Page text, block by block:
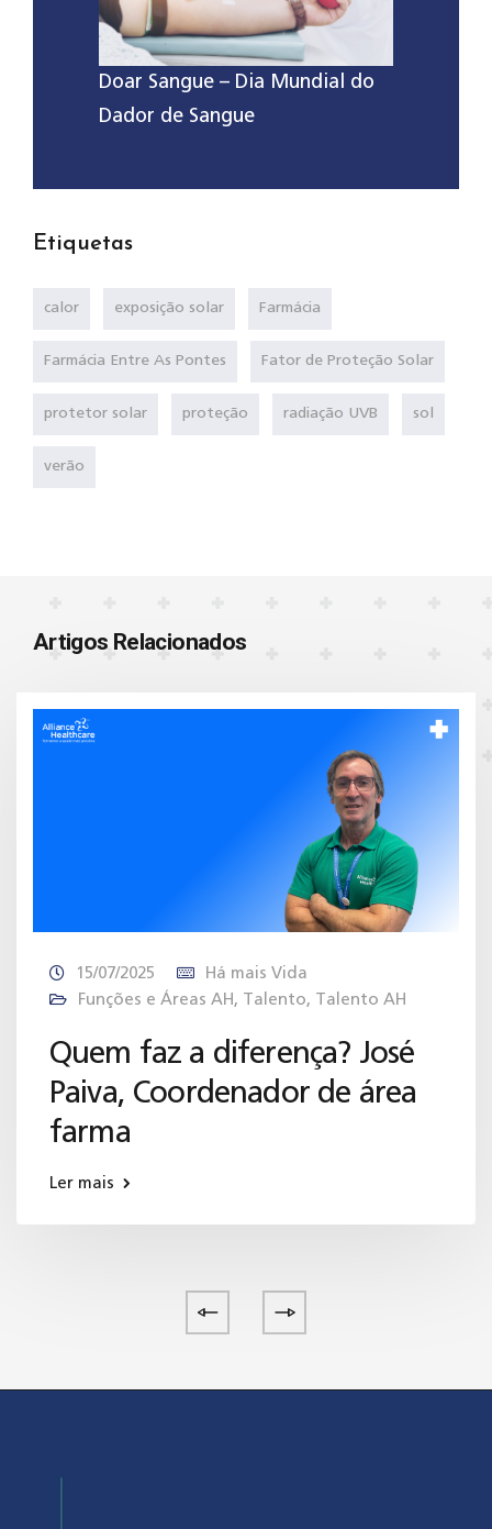
Doar Sangue – Dia Mundial do
Dador de Sangue
Etiquetas
calor exposição solar Farmácia
Farmácia Entre As Pontes Fator de Proteção Solar
protetor solar proteção radiação UVB sol
verão
Artigos Relacionados
15/07/2025
Há mais Vida
Funções e Áreas AH , Talento, Talento AH
Quem faz a diferença? José
Paiva, Coordenador de área
farma
Ler mais